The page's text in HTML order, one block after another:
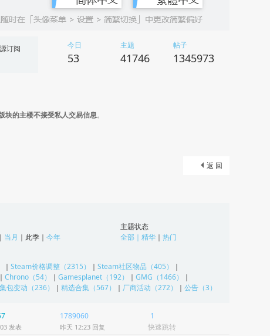
源订阅 今日
53
主题
41746
帖子
1345973
块的主楼不接受私人交易信息。
返 回
｜ 当月 ｜ 此季 ｜ 今年
主题状态
全部 ｜ 精华 ｜ 热门
｜ Steam价格调整（2315） ｜ Steam社区物品（405）
｜
｜ Chrono（54） ｜ Gamesplanet（192） ｜ GMG（1466）
｜
包变动（236） ｜ 精选合集（567） ｜ 厂商活动（272） ｜ 公告（3）
发表
1789060
昨天 12:23 回复
1
快速跳转